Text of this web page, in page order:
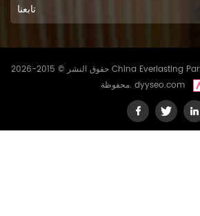
تابعنا
حقوق النشر © 2015-2026 China Everlasting Parts Co., Limited..كل الحقوق
محفوظة. dyyseo.com